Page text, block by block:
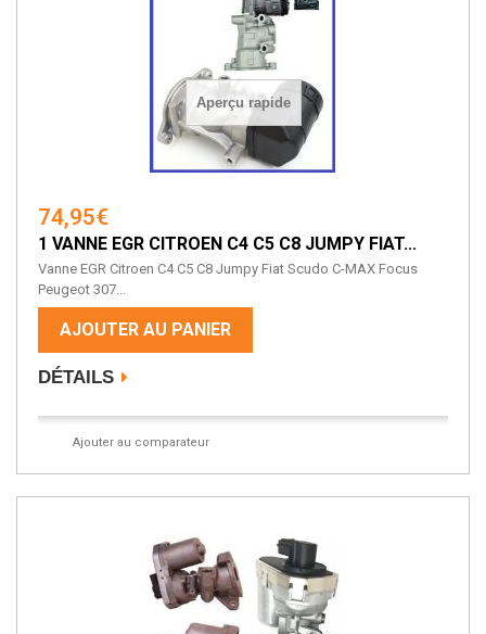
Aperçu rapide
74,95€
1 VANNE EGR CITROEN C4 C5 C8 JUMPY FIAT...
Vanne EGR Citroen C4 C5 C8 Jumpy Fiat Scudo C-MAX Focus
Peugeot 307...
AJOUTER AU PANIER
DÉTAILS
Ajouter au comparateur